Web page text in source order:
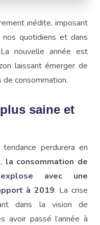
inédite, imposant
quotidiens et dans
nouvelle année est
laissant émerger de
consommation.
saine et
perdurera en
la consommation de
avec
une
à 2019. La crise
dans la vision de
avoir passé l’année à